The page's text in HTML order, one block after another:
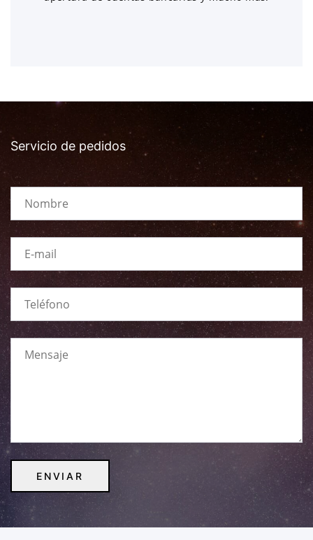
Servicio de pedidos